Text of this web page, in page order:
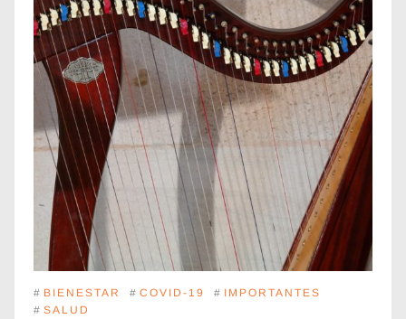
# BIENESTAR # COVID-19 # IMPORTANTES
# SALUD